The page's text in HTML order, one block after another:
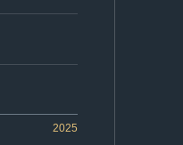
2025